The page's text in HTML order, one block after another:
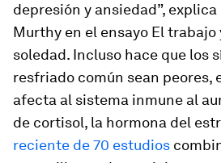
depresión y ansiedad”,
Murthy en el ensayo El
soledad. Incluso hace que los
resfriado común sean peores,
afecta al sistema inmune al
de cortisol, la hormona del
reciente de 70 estudios